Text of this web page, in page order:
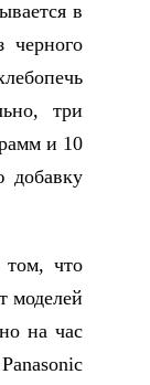
в
три
и 10
добавку
том, что
моделей
на час